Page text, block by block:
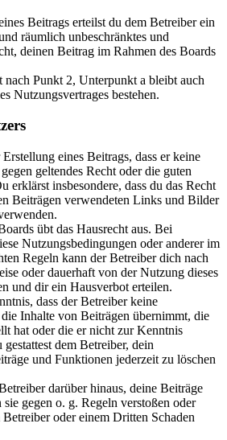
Beitrags erteilst du dem Betreiber ein
räumlich unbeschränktes und
deinen Beitrag im Rahmen des Boards
nach Punkt 2, Unterpunkt a bleibt auch
Nutzungsvertrages bestehen.
eines Beitrags, dass er keine
geltendes Recht oder die guten
erklärst insbesondere, dass du das Recht
Beiträgen verwendeten Links und Bilder
übt das Hausrecht aus. Bei
Nutzungsbedingungen oder anderer im
Regeln kann der Betreiber dich nach
oder dauerhaft von der Nutzung dieses
und dir ein Hausverbot erteilen.
dass der Betreiber keine
Inhalte von Beiträgen übernimmt, die
hat oder die er nicht zur Kenntnis
dem Betreiber, dein
und Funktionen jederzeit zu löschen
darüber hinaus, deine Beiträge
sie gegen o. g. Regeln verstoßen oder
Betreiber oder einem Dritten Schaden